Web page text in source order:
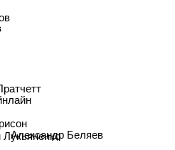
Лукьяненко
Александр Беляев